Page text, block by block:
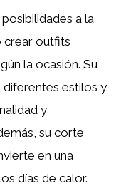
a la
crear outfits
la ocasión. Su
estilos y
y
su corte
en una
días de calor.